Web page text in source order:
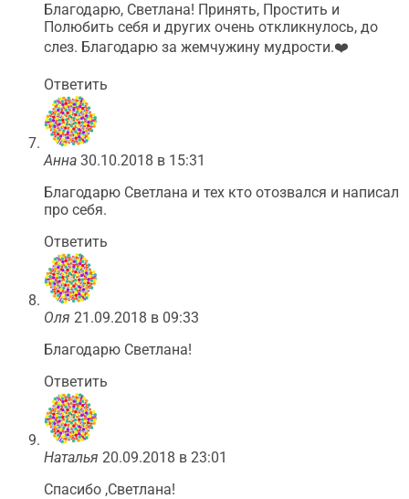
Благодарю, Светлана! Принять, Простить и
Полюбить себя и других очень откликнулось, до
слез. Благодарю за жемчужину мудрости.❤️️
Ответить
Анна 30.10.2018 в 15:31
Благодарю Светлана и тех кто отозвался и написал
про себя.
Ответить
Оля 21.09.2018 в 09:33
Благодарю Светлана!
Ответить
Наталья 20.09.2018 в 23:01
Спасибо ,Светлана!